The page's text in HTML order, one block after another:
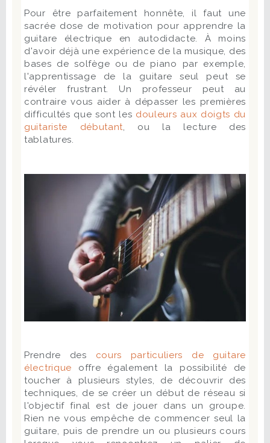
Pour être parfaitement honnête, il faut une
sacrée dose de motivation pour apprendre la
guitare électrique en autodidacte. À moins
d'avoir déjà une expérience de la musique, des
bases de solfège ou de piano par exemple,
l'apprentissage de la guitare seul peut se
révéler frustrant. Un professeur peut au
contraire vous aider à dépasser les premières
difficultés que sont les douleurs aux doigts du
guitariste débutant, ou la lecture des
tablatures.
Prendre des cours particuliers de guitare
électrique offre également la possibilité de
toucher à plusieurs styles, de découvrir des
techniques, de se créer un début de réseau si
l'objectif final est de jouer dans un groupe.
Rien ne vous empêche de commencer seul la
guitare, puis de prendre un ou plusieurs cours